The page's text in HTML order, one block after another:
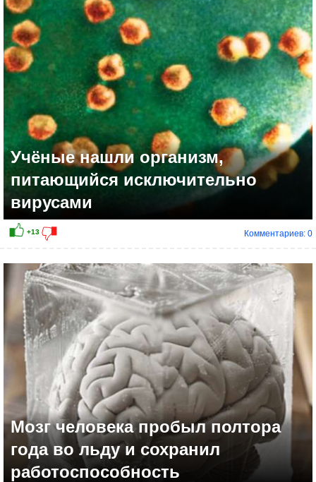
+7
Учёные нашли организм,
питающийся исключительно
вирусами
Комментариев: 0
Мозг человека пробыл полтора
года во льду и сохранил
работоспособность